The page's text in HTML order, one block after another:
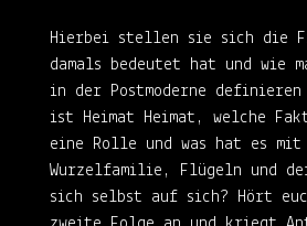
Hierbei stellen sie sich die
damals bedeutet hat und wie
in der Postmoderne definieren
ist Heimat
Heimat , welche
eine Rolle und was hat es mit
Wurzelfamilie, Flügeln und
sich selbst auf sich? Hört